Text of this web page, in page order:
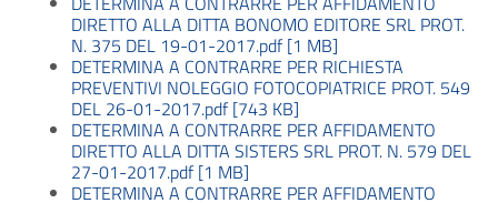
DIRETTO ALLA DITTA BONOMO EDITORE SRL PROT.
N. 375 DEL 19-01-2017.pdf [1 MB]
DETERMINA A CONTRARRE PER RICHIESTA
PREVENTIVI NOLEGGIO FOTOCOPIATRICE PROT. 549
DEL 26-01-2017.pdf [743 KB]
DETERMINA A CONTRARRE PER AFFIDAMENTO
DIRETTO ALLA DITTA SISTERS SRL PROT. N. 579 DEL
27-01-2017.pdf [1 MB]
DETERMINA A CONTRARRE PER AFFIDAMENTO